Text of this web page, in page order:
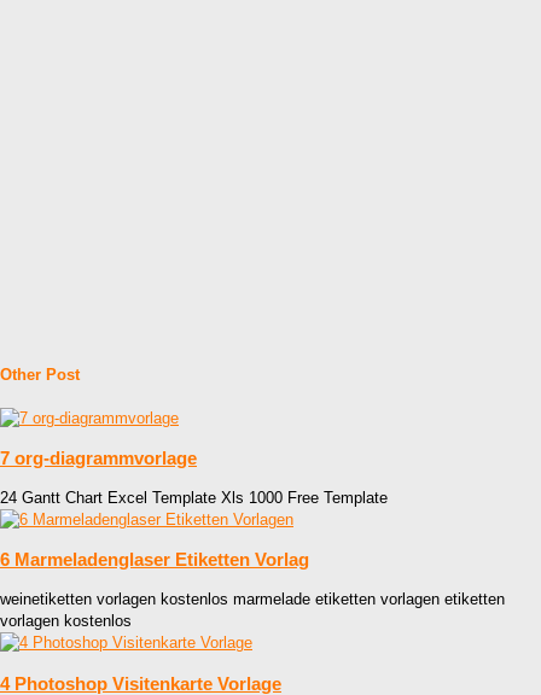
Other Post
7 org-diagrammvorlage
24 Gantt Chart Excel Template Xls 1000 Free Template
6 Marmeladenglaser Etiketten Vorlag
weinetiketten vorlagen kostenlos marmelade etiketten vorlagen etiketten
vorlagen kostenlos
4 Photoshop Visitenkarte Vorlage